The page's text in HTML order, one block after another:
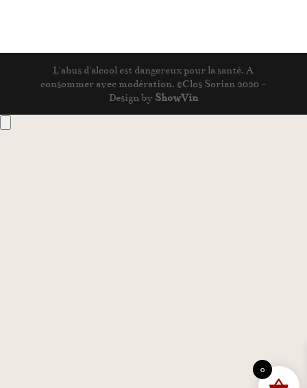
L'abus d'alcool est dangereux pour la santé. A
consommer avec modération. ©Clos Sorian 2020 -
Design by ShowVin
0